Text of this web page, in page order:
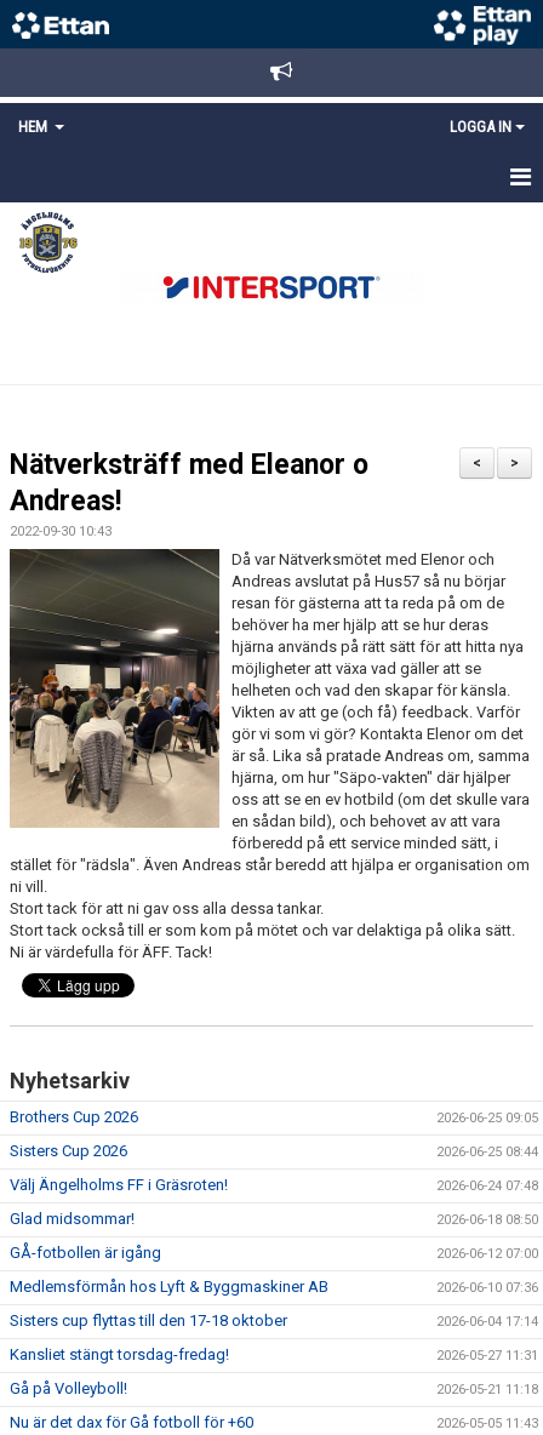
HEM LOGGA IN
STARTSIDA
NYHETER
LÄNKAR
MEDLEMS OCH TRÄNINGSAVGIFTER
>
<
Nätverksträff med Eleanor o
Andreas!
2022-09-30 10:43
Då var Nätverksmötet med Elenor och
Andreas avslutat på Hus57 så nu börjar
resan för gästerna att ta reda på om de
behöver ha mer hjälp att se hur deras
hjärna används på rätt sätt för att hitta nya
möjligheter att växa vad gäller att se
helheten och vad den skapar för känsla.
Vikten av att ge (och få) feedback. Varför
gör vi som vi gör? Kontakta Elenor om det
är så. Lika så pratade Andreas om, samma
hjärna, om hur "Säpo-vakten" där hjälper
oss att se en ev hotbild (om det skulle vara
en sådan bild), och behovet av att vara
förberedd på ett service minded sätt, i
stället för "rädsla". Även Andreas står beredd att hjälpa er organisation om
ni vill.
Stort tack för att ni gav oss alla dessa tankar.
Stort tack också till er som kom på mötet och var delaktiga på olika sätt.
Ni är värdefulla för ÄFF. Tack!
Nyhetsarkiv
Brothers Cup 2026 2026-06-25 09:05
Sisters Cup 2026 2026-06-25 08:44
Välj Ängelholms FF i Gräsroten! 2026-06-24 07:48
Glad midsommar! 2026-06-18 08:50
GÅ-fotbollen är igång 2026-06-12 07:00
Medlemsförmån hos Lyft & Byggmaskiner AB 2026-06-10 07:36
Sisters cup flyttas till den 17-18 oktober 2026-06-04 17:14
Kansliet stängt torsdag-fredag! 2026-05-27 11:31
Gå på Volleyboll! 2026-05-21 11:18
Nu är det dax för Gå fotboll för +60 2026-05-05 11:43